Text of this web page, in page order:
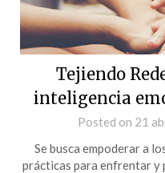
Tejiendo
inteligencia
Posted on 21
Se busca empoderar a
prácticas para enfrentar y